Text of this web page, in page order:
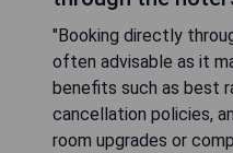
"Booking directly
often advisable as it
benefits such as best
cancellation policies,
room upgrades or